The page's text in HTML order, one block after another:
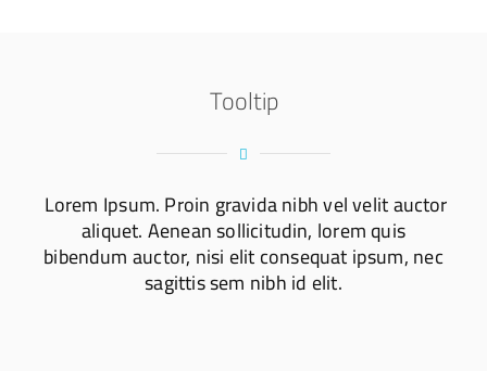
Tooltip
Lorem Ipsum. Proin gravida nibh vel velit auctor
aliquet. Aenean sollicitudin, lorem quis
bibendum auctor, nisi elit consequat ipsum, nec
sagittis sem nibh id elit.